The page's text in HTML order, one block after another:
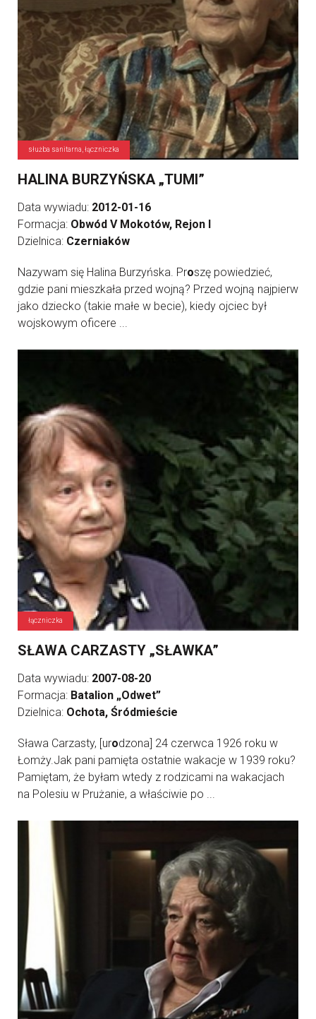
służba sanitarna, łączniczka
HALINA BURZYŃSKA „TUMI”
Data wywiadu: 2012-01-16
Formacja: Obwód V Mokotów, Rejon I
Dzielnica: Czerniaków
Nazywam się Halina Burzyńska. Proszę powiedzieć,
gdzie pani mieszkała przed wojną? Przed wojną najpierw
jako dziecko (takie małe w becie), kiedy ojciec był
wojskowym oficere ...
łączniczka
SŁAWA CARZASTY „SŁAWKA”
Data wywiadu: 2007-08-20
Formacja: Batalion „Odwet”
Dzielnica: Ochota, Śródmieście
Sława Carzasty, [urodzona] 24 czerwca 1926 roku w
Łomży.Jak pani pamięta ostatnie wakacje w 1939 roku?
Pamiętam, że byłam wtedy z rodzicami na wakacjach
na Polesiu w Prużanie, a właściwie po ...